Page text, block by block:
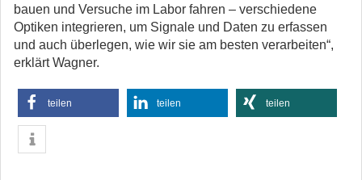
bauen und Versuche im Labor fahren – verschiedene
Optiken integrieren, um Signale und Daten zu erfassen
und auch überlegen, wie wir sie am besten verarbeiten“,
erklärt Wagner.
teilen teilen teilen